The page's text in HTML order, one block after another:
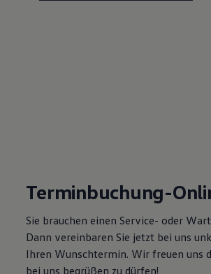
Terminbuchung-
Sie brauchen einen Service- oder
Dann vereinbaren Sie jetzt bei uns
Ihren Wunschtermin. Wir freuen uns
bei uns begrüßen zu dürfen!